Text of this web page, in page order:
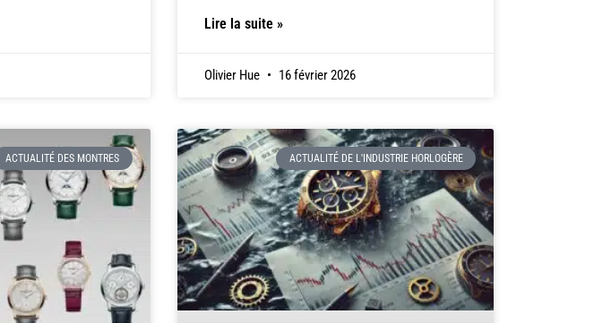
Lire la suite »
Olivier Hue 16 février 2026
ACTUALITÉ DES MONTRES ACTUALITÉ DE L'INDUSTRIE HORLOGÈRE